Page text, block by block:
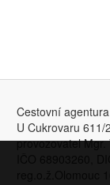
Cestovní agentura
U Cukrovaru 611/
provozovatel